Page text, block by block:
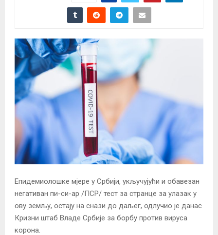
Епидемиолошке мјере у Србији, укључујући и обавезан
негативан пи-си-ар /ПСР/ тест за странце за улазак у
ову земљу, остају на снази до даљег, одлучио је данас
Кризни штаб Владе Србије за борбу против вируса
корона.